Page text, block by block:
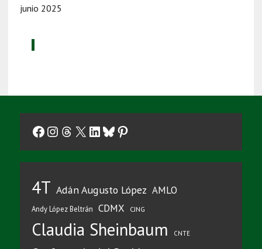
junio 2025
Facebook
Instagram
Threads
X LinkedIn
Bluesky
Pinterest
4T Adán Augusto López AMLO
Andy López Beltrán CDMX CJNG
Claudia Sheinbaum CNTE